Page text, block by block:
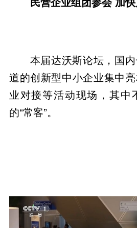
本届达沃斯论坛，国
道的创新型中小企业集中
业对接等活动现场，其中
的“常客”。